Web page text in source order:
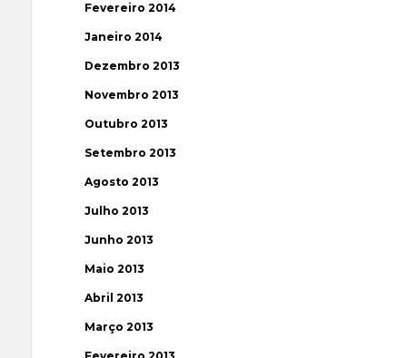
Fevereiro 2014
Janeiro 2014
Dezembro 2013
Novembro 2013
Outubro 2013
Setembro 2013
Agosto 2013
Julho 2013
Junho 2013
Maio 2013
Abril 2013
Março 2013